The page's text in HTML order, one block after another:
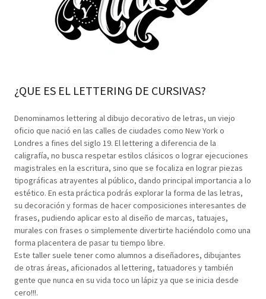
¿QUE ES EL LETTERING DE CURSIVAS?
Denominamos lettering al dibujo decorativo de letras, un viejo
oficio que nació en las calles de ciudades como New York o
Londres a fines del siglo 19. El lettering a diferencia de la
caligrafía, no busca respetar estilos clásicos o lograr ejecuciones
magistrales en la escritura, sino que se focaliza en lograr piezas
tipográficas atrayentes al público, dando principal importancia a lo
estético. En esta práctica podrás explorar la forma de las letras,
su decoración y formas de hacer composiciones interesantes de
frases, pudiendo aplicar esto al diseño de marcas, tatuajes,
murales con frases o simplemente divertirte haciéndolo como una
forma placentera de pasar tu tiempo libre.
Este taller suele tener como alumnos a diseñadores, dibujantes
de otras áreas, aficionados al lettering, tatuadores y también
gente que nunca en su vida toco un lápiz ya que se inicia desde
cero!!!.